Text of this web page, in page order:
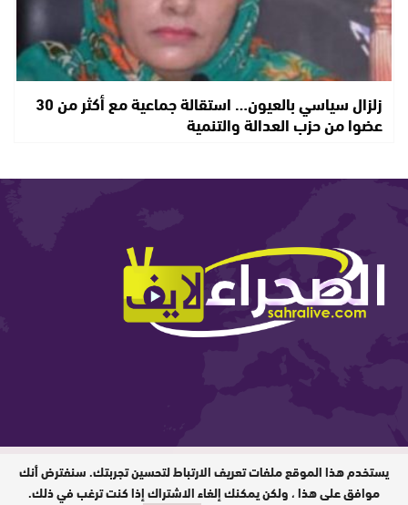
زلزال سياسي بالعيون… استقالة جماعية مع أكثر من 30
عضوا من حزب العدالة والتنمية
المدير المسؤول : ابيبك المحفوظ / جميع
الحقوق محفوظة © 2026
يستخدم هذا الموقع ملفات تعريف الارتباط لتحسين تجربتك. سنفترض أنك
موافق على هذا ، ولكن يمكنك إلغاء الاشتراك إذا كنت ترغب في ذلك.